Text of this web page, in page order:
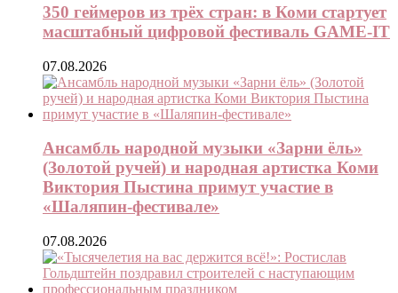
350 геймеров из трёх стран: в Коми стартует
масштабный цифровой фестиваль GAME-IT
07.08.2026
Ансамбль народной музыки «Зарни ёль»
(Золотой ручей) и народная артистка Коми
Виктория Пыстина примут участие в
«Шаляпин-фестивале»
07.08.2026